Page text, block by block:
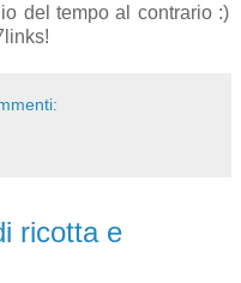
del tempo al contrario :)
ricotta e